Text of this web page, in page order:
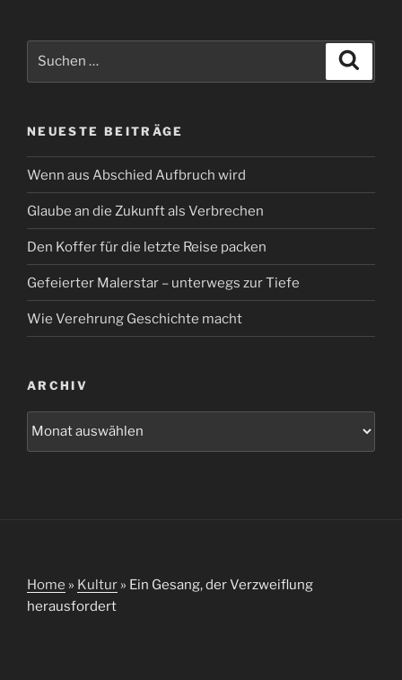
NEUESTE BEITRÄGE
Wenn aus Abschied Aufbruch wird
Glaube an die Zukunft als Verbrechen
Den Koffer für die letzte Reise packen
Gefeierter Malerstar – unterwegs zur Tiefe
Wie Verehrung Geschichte macht
ARCHIV
Home » Kultur » Ein Gesang, der Verzweiflung
herausfordert